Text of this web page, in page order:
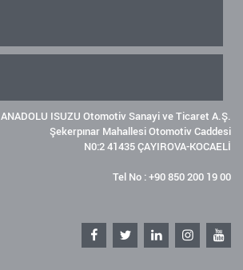
ANADOLU ISUZU Otomotiv Sanayi ve Ticaret A.Ş.
Şekerpınar Mahallesi Otomotiv Caddesi
N0:2 41435 ÇAYIROVA-KOCAELİ
Tel No : +90 850 200 19 00